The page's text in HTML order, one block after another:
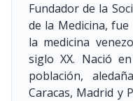
Fundador de la
de la Medicina,
la medicina
siglo XX. Nació
población,
Caracas, Madrid y